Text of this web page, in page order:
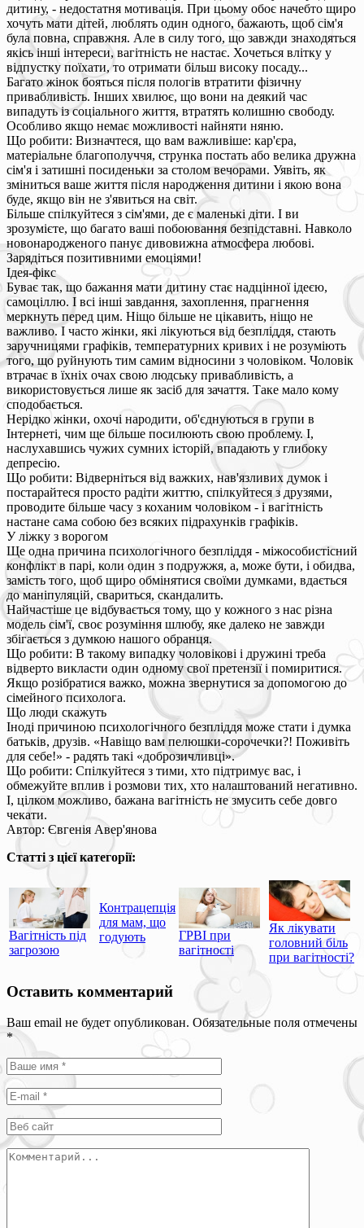
дитину, - недостатня мотивація. При цьому обоє начебто щиро
хочуть мати дітей, люблять один одного, бажають, щоб сім'я
була повна, справжня. Але в силу того, що завжди знаходяться
якісь інші інтереси, вагітність не настає. Хочеться влітку у
відпустку поїхати, то отримати більш високу посаду...
Багато жінок бояться після пологів втратити фізичну
привабливість. Інших хвилює, що вони на деякий час
випадуть із соціального життя, втратять колишню свободу.
Особливо якщо немає можливості найняти няню.
Що робити: Визначтеся, що вам важливіше: кар'єра,
матеріальне благополуччя, струнка постать або велика дружна
сім'я і затишні посиденьки за столом вечорами. Уявіть, як
зміниться ваше життя після народження дитини і якою вона
буде, якщо він не з'явиться на світ.
Більше спілкуйтеся з сім'ями, де є маленькі діти. І ви
зрозумієте, що багато ваші побоювання безпідставні. Навколо
новонародженого панує дивовижна атмосфера любові.
Зарядіться позитивними емоціями!
Ідея-фікс
Буває так, що бажання мати дитину стає надцінної ідеєю,
самоціллю. І всі інші завдання, захоплення, прагнення
меркнуть перед цим. Ніщо більше не цікавить, ніщо не
важливо. І часто жінки, які лікуються від безпліддя, стають
заручницями графіків, температурних кривих і не розуміють
того, що руйнують тим самим відносини з чоловіком. Чоловік
втрачає в їхніх очах свою людську привабливість, а
використовується лише як засіб для зачаття. Таке мало кому
сподобається.
Нерідко жінки, охочі народити, об'єднуються в групи в
Інтернеті, чим ще більше посилюють свою проблему. І,
наслухавшись чужих сумних історій, впадають у глибоку
депресію.
Що робити: Відверніться від важких, нав'язливих думок і
постарайтеся просто радіти життю, спілкуйтеся з друзями,
проводите більше часу з коханим чоловіком - і вагітність
настане сама собою без всяких підрахунків графіків.
У ліжку з ворогом
Ще одна причина психологічного безпліддя - міжособистісний
конфлікт в парі, коли один з подружжя, а, може бути, і обидва,
замість того, щоб щиро обмінятися своїми думками, вдається
до маніпуляцій, свариться, скандалить.
Найчастіше це відбувається тому, що у кожного з нас різна
модель сім'ї, своє розуміння шлюбу, яке далеко не завжди
збігається з думкою нашого обранця.
Що робити: В такому випадку чоловікові і дружині треба
відверто викласти один одному свої претензії і помиритися.
Якщо розібратися важко, можна звернутися за допомогою до
сімейного психолога.
Що люди скажуть
Іноді причиною психологічного безпліддя може стати і думка
батьків, друзів. «Навіщо вам пелюшки-сорочечки?! Поживіть
для себе!» - радять такі «доброзичливці».
Що робити: Спілкуйтеся з тими, хто підтримує вас, і
обмежуйте вплив і розмови тих, хто налаштований негативно.
І, цілком можливо, бажана вагітність не змусить себе довго
чекати.
Автор: Євгенія Авер'янова
Статті з цієї категорії:
Вагітність під
загрозою
Контрацепція
для мам, що
годують
ГРВІ при
вагітності
Як лікувати
головний біль
при вагітності?
Оставить комментарий
Ваш email не будет опубликован. Обязательные поля отмечены
*